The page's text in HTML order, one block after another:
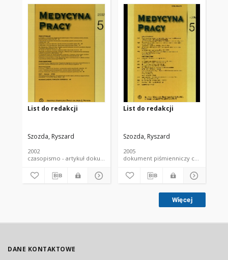
List do redakcji
Szozda, Ryszard
2002
czasopismo - artykuł dokument piśmienniczy
List do redakcji
Szozda, Ryszard
2005
dokument piśmienniczy
Więcej
DANE KONTAKTOWE